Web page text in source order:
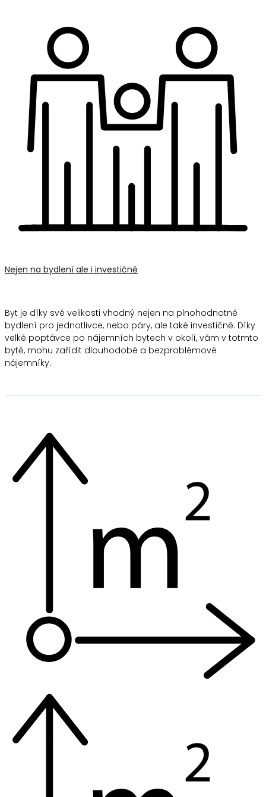
Nejen na bydlení ale i investičně
Byt je díky své velikosti vhodný nejen na plnohodnotné
bydlení pro jednotlivce, nebo páry, ale také investičně. Díky
velké poptávce po nájemních bytech v okolí, vám v totmto
bytě, mohu zařídit dlouhodobé a bezproblémové
nájemníky.